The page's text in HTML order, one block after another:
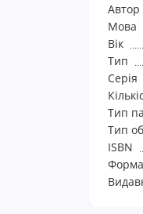
Автор
Мова
Вік
Тип
Серія
Тип
Тип
ISBN